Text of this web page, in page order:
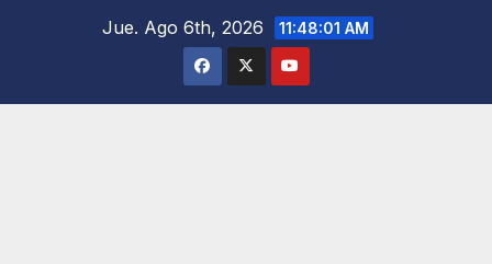
Jue. Ago 6th, 2026 11:48:02 AM